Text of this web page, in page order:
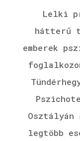
Lelki
hátterű
emberek
Osztályán
legtöbb